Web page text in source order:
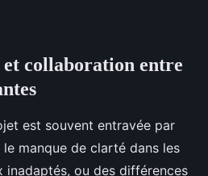
collaboration entre
est souvent entravée par
manque de clarté dans les
inadaptés, ou des différences